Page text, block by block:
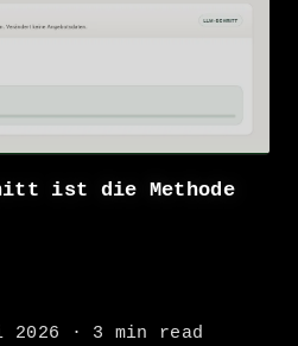
ist die Methode
2026 · 3 min read